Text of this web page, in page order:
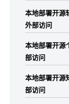
本地部署开源
外部访问
本地部署开源
部访问
本地部署开源
部访问